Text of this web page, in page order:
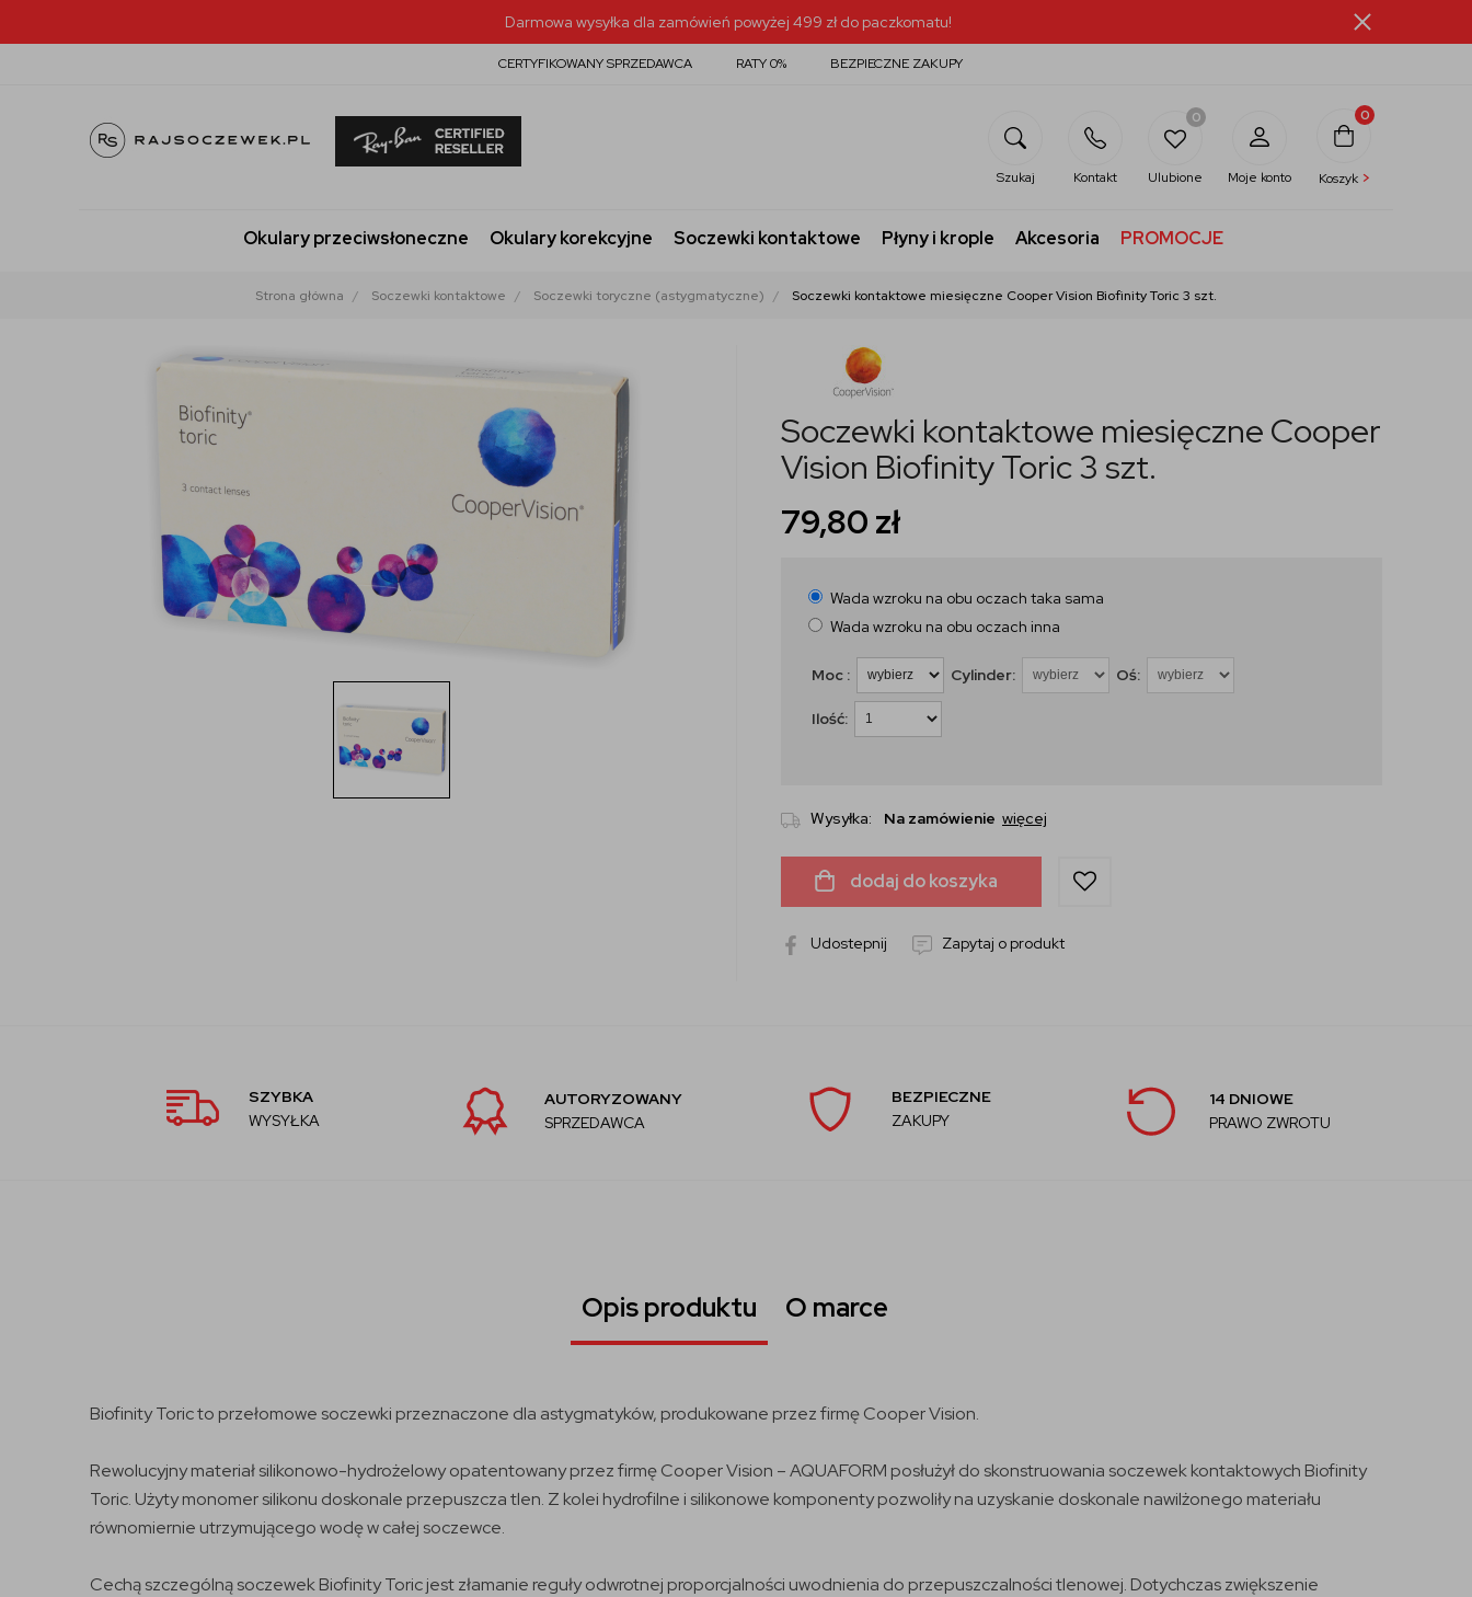
Darmowa wysyłka dla zamówień powyżej 499 zł do paczkomatu!
CERTYFIKOWANY SPRZEDAWCA RATY 0% BEZPIECZNE ZAKUPY
Szukaj Kontakt
0
Ulubione Moje konto
0
Koszyk >
Okulary przeciwsłoneczne Okulary korekcyjne Soczewki kontaktowe Płyny i krople Akcesoria PROMOCJE
Strona główna Soczewki kontaktowe Soczewki toryczne (astygmatyczne) Soczewki kontaktowe miesięczne Cooper Vision Biofinity Toric 3 szt.
Soczewki kontaktowe miesięczne Cooper
Vision Biofinity Toric 3 szt.
79,80 zł
Wada wzroku na obu oczach taka sama
Wada wzroku na obu oczach inna
Moc : Cylinder: Oś:
Ilość:
Wysyłka: Na zamówienie więcej
dodaj do koszyka
Udostepnij Zapytaj o produkt
SZYBKA
WYSYŁKA
AUTORYZOWANY
SPRZEDAWCA
BEZPIECZNE
ZAKUPY
14 DNIOWE
PRAWO ZWROTU
Opis produktu O marce
Biofinity Toric to przełomowe soczewki przeznaczone dla astygmatyków, produkowane przez firmę Cooper Vision.
Rewolucyjny materiał silikonowo-hydrożelowy opatentowany przez firmę Cooper Vision – AQUAFORM posłużył do skonstruowania soczewek kontaktowych Biofinity
Toric. Użyty monomer silikonu doskonale przepuszcza tlen. Z kolei hydrofilne i silikonowe komponenty pozwoliły na uzyskanie doskonale nawilżonego materiału
równomiernie utrzymującego wodę w całej soczewce.
Cechą szczególną soczewek Biofinity Toric jest złamanie reguły odwrotnej proporcjalności uwodnienia do przepuszczalności tlenowej. Dotychczas zwiększenie